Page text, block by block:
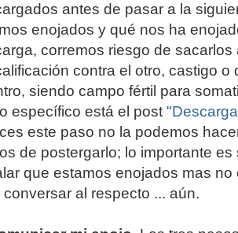
antes de pasar a la
enojados y qué nos ha
corremos riesgo de
contra el otro, castigo o
siendo campo fértil para
específico está el post
este paso no la podemos
de postergarlo; lo importante
que estamos enojados mas
conversar al respecto ... aún.